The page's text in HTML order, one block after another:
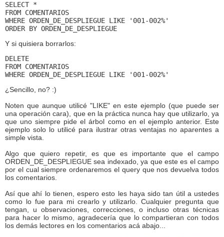
SELECT *
FROM COMENTARIOS
WHERE ORDEN_DE_DESPLIEGUE LIKE '001-002%'
ORDER BY ORDEN_DE_DESPLIEGUE
Y si quisiera borrarlos:
DELETE
FROM COMENTARIOS
WHERE ORDEN_DE_DESPLIEGUE LIKE '001-002%'
¿Sencillo, no? :)
Noten que aunque utilicé "LIKE" en este ejemplo (que puede ser
una operación cara), que en la práctica nunca hay que utilizarlo, ya
que uno siempre pide el árbol como en el ejemplo anterior. Este
ejemplo solo lo utilicé para ilustrar otras ventajas no aparentes a
simple vista.
Algo que quiero repetir, es que es importante que el campo
ORDEN_DE_DESPLIEGUE sea indexado, ya que este es el campo
por el cual siempre ordenaremos el query que nos devuelva todos
los comentarios.
Así que ahí lo tienen, espero esto les haya sido tan útil a ustedes
como lo fue para mi crearlo y utilizarlo. Cualquier pregunta que
tengan, u observaciones, correcciones, o incluso otras técnicas
para hacer lo mismo, agradecería que lo compartieran con todos
los demás lectores en los comentarios acá abajo...